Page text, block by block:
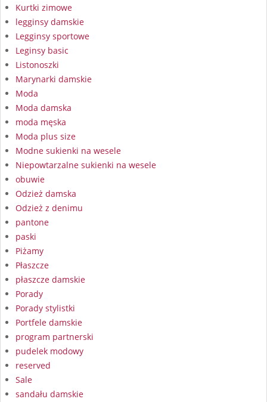
Kurtki zimowe
legginsy damskie
Legginsy sportowe
Leginsy basic
Listonoszki
Marynarki damskie
Moda
Moda damska
moda męska
Moda plus size
Modne sukienki na wesele
Niepowtarzalne sukienki na wesele
obuwie
Odzież damska
Odzież z denimu
pantone
paski
Piżamy
Płaszcze
płaszcze damskie
Porady
Porady stylistki
Portfele damskie
program partnerski
pudelek modowy
reserved
Sale
sandału damskie